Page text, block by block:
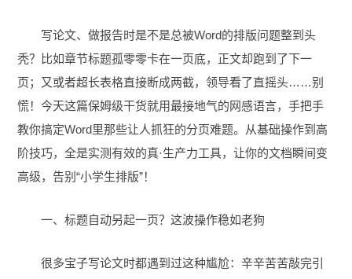
写论文、做报告时是不是总被Word的排版问题整到头
秃？比如章节标题孤零零卡在一页底，正文却跑到了下一
页；又或者超长表格直接断成两截，领导看了直摇头……别
慌！今天这篇保姆级干货就用最接地气的网感语言，手把手
教你搞定Word里那些让人抓狂的分页难题。从基础操作到高
阶技巧，全是实测有效的真·生产力工具，让你的文档瞬间变
高级，告别“小学生排版”！
一、标题自动另起一页？这波操作稳如老狗
很多宝子写论文时都遇到过这种尴尬：辛辛苦苦敲完引